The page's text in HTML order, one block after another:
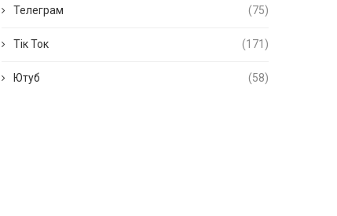
Телеграм (75)
Тік Ток (171)
Ютуб (58)